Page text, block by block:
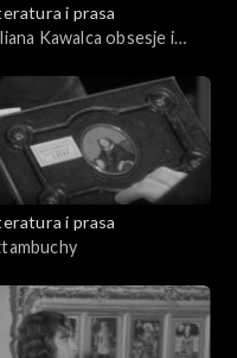
i prasa
Kawalca obsesje i
i prasa